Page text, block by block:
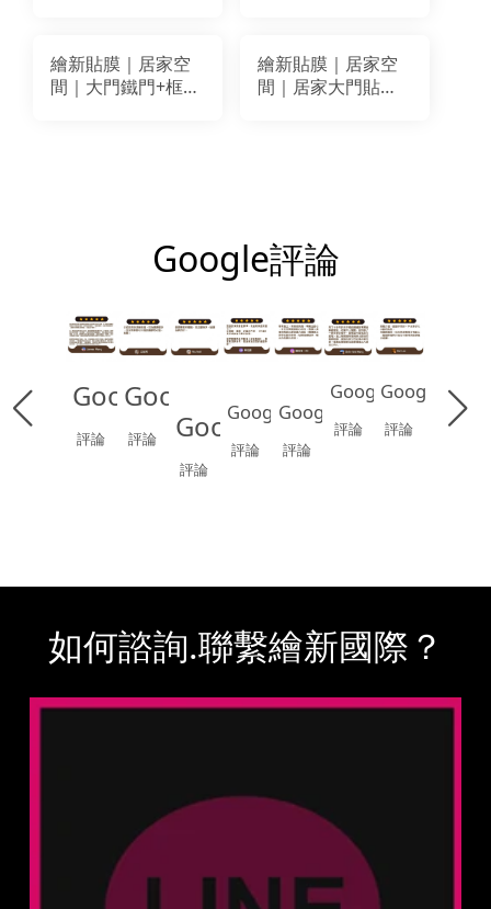
繪新貼膜｜居家空
間｜大門鐵門+框&
繪新貼膜｜居家空
間｜居家大門貼單
Google評論
Google
評論
Google
評論 Google
評論
Google
評論
Google
評論
Google
評論
Google
評論
如何諮詢.聯繫繪新國際？